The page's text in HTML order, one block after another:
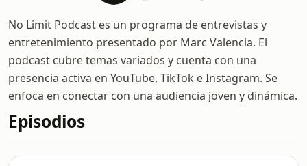
No Limit Podcast es un programa de entrevistas y
entretenimiento presentado por Marc Valencia. El
podcast cubre temas variados y cuenta con una
presencia activa en YouTube, TikTok e Instagram. Se
enfoca en conectar con una audiencia joven y dinámica.
Episodios